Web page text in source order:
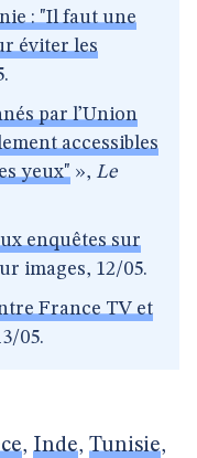
: "Il faut une
éviter les
par l’Union
accessibles
yeux" », Le
enquêtes sur
images, 12/05.
France TV et
05.
, Inde, Tunisie,